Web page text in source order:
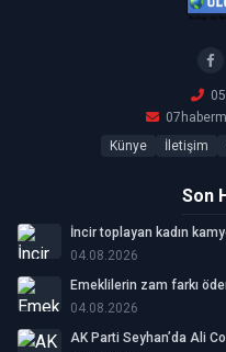
Künye
İletişim
Son
İncir toplayan kadın
04.08.2026
Emeklilerin zam farkı
04.08.2026
AK Parti Seyhan’da Ali